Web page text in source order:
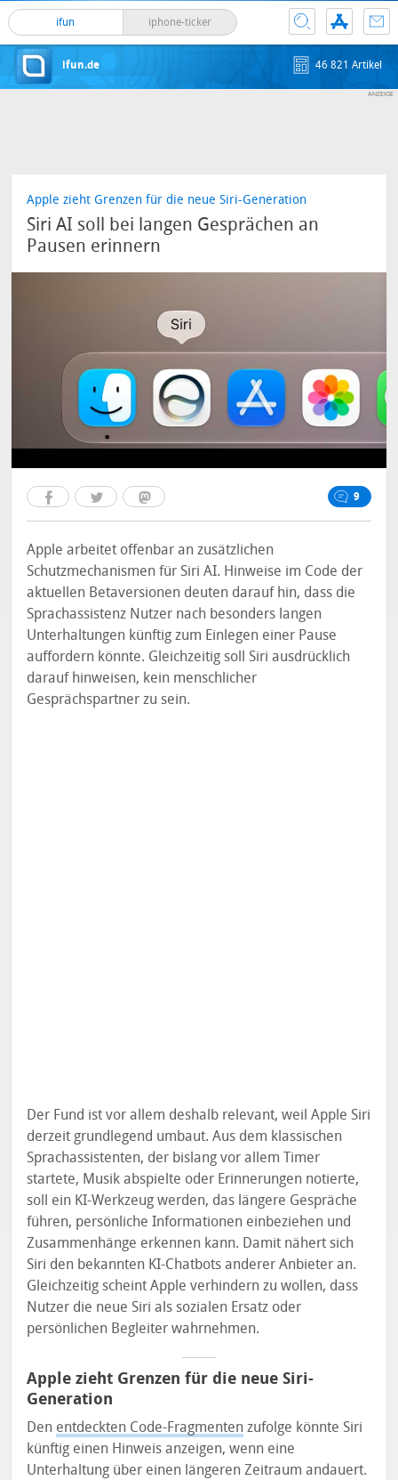
ifun iphone-ticker
ifun.de 46 821 Artikel
Apple zieht Grenzen für die neue Siri-Generation
Siri AI soll bei langen Gesprächen an
Pausen erinnern
9
Apple arbeitet offenbar an zusätzlichen
Schutzmechanismen für Siri AI. Hinweise im Code der
aktuellen Betaversionen deuten darauf hin, dass die
Sprachassistenz Nutzer nach besonders langen
Unterhaltungen künftig zum Einlegen einer Pause
auffordern könnte. Gleichzeitig soll Siri ausdrücklich
darauf hinweisen, kein menschlicher
Gesprächspartner zu sein.
Der Fund ist vor allem deshalb relevant, weil Apple Siri
derzeit grundlegend umbaut. Aus dem klassischen
Sprachassistenten, der bislang vor allem Timer
startete, Musik abspielte oder Erinnerungen notierte,
soll ein KI-Werkzeug werden, das längere Gespräche
führen, persönliche Informationen einbeziehen und
Zusammenhänge erkennen kann. Damit nähert sich
Siri den bekannten KI-Chatbots anderer Anbieter an.
Gleichzeitig scheint Apple verhindern zu wollen, dass
Nutzer die neue Siri als sozialen Ersatz oder
persönlichen Begleiter wahrnehmen.
Apple zieht Grenzen für die neue Siri-
Generation
Den entdeckten Code-Fragmenten zufolge könnte Siri
künftig einen Hinweis anzeigen, wenn eine
Unterhaltung über einen längeren Zeitraum andauert.